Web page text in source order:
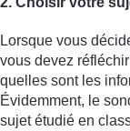
Lorsque vous
vous devez
quelles sont les
Évidemment, le
sujet étudié en